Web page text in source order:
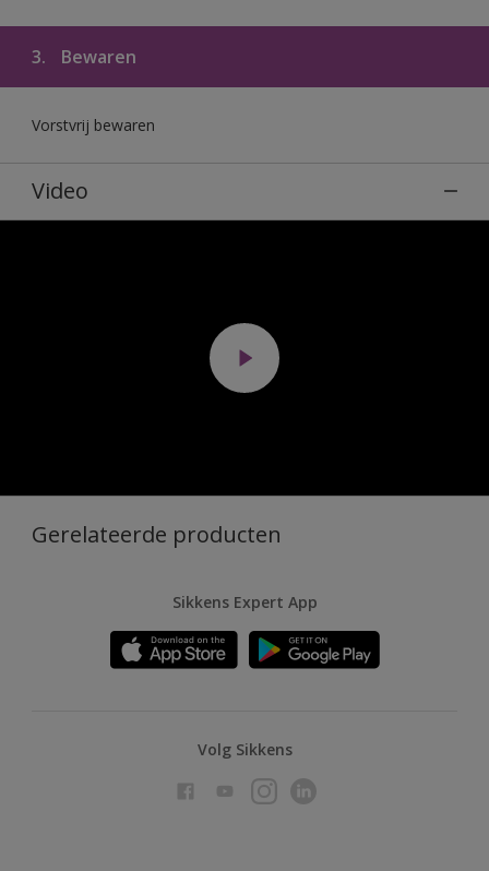
3. Bewaren
Vorstvrij bewaren
Video
Gerelateerde producten
Sikkens Expert App
Volg Sikkens